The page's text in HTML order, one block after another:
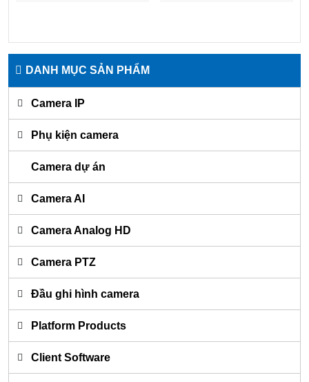
DANH MỤC SẢN PHẨM
Camera IP
Phụ kiện camera
Camera dự án
Camera AI
Camera Analog HD
Camera PTZ
Đầu ghi hình camera
Platform Products
Client Software